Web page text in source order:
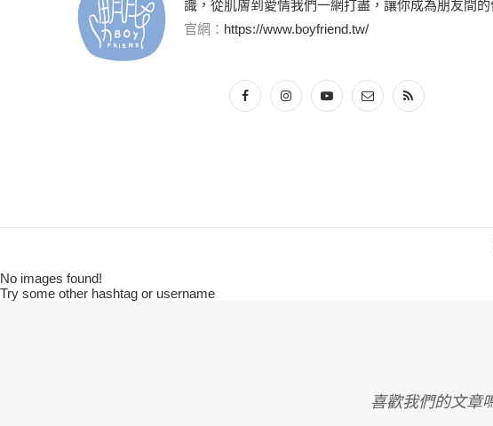
識，從肌膚到愛情我們一網打盡，讓你成為朋友間的
官網： https://www.boyfriend.tw/
No images found!
Try some other hashtag or username
喜歡我們的文章